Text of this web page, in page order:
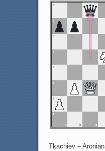
8
7
6
5
4
3
2
1
a b c
Tkachiev – Aronian